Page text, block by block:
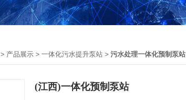
> 产品展示 > 一体化污水提升泵站 > 污水处理一体化预制泵站
(江西)一体化预制泵站